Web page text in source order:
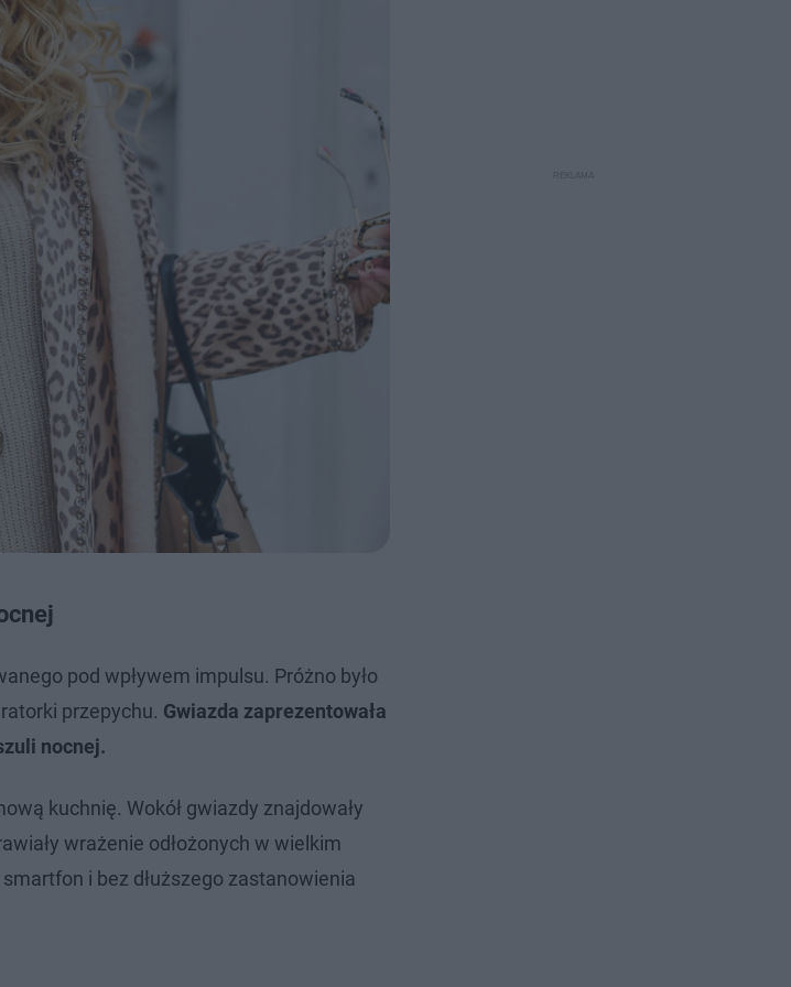
pod wpływem impulsu. Próżno było
przepychu. Gwiazda zaprezentowała
nocnej.
kuchnię. Wokół gwiazdy znajdowały
wrażenie odłożonych w wielkim
i bez dłuższego zastanowienia